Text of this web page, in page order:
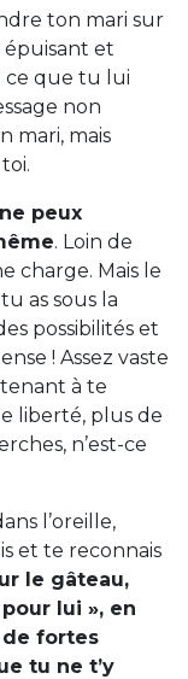
ton mari sur
épuisant et
ce que tu lui
non
mari, mais
peux
. Loin de
charge. Mais le
as sous la
possibilités et
! Assez vaste
à te
liberté, plus de
n’est-ce
l’oreille,
et te reconnais
le gâteau,
lui », en
de fortes
tu ne t’y